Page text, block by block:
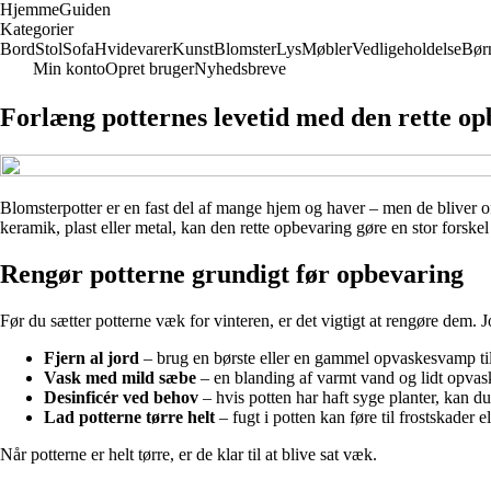
HjemmeGuiden
Kategorier
BordStolSofaHvidevarerKunstBlomsterLysMøblerVedligeholdelse
Min kontoOpret brugerNyhedsbreve
Forlæng potternes levetid med den rette
Blomsterpotter er en fast del af mange hjem og haver – men de bliver
keramik, plast eller metal, kan den rette opbevaring gøre en stor
Rengør potterne grundigt før opbevaring
Før du sætter potterne væk for vinteren, er det vigtigt at rengøre dem.
Fjern al jord – brug en børste eller en gammel opvaskesvamp
Vask med mild sæbe – en blanding af varmt vand og lidt
Desinficér ved behov – hvis potten har haft syge planter, kan
Lad potterne tørre helt – fugt i potten kan føre til frostskader
Når potterne er helt tørre, er de klar til at blive sat væk.